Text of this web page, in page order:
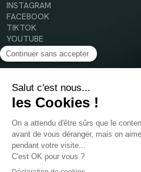
INSTAGRAM
FACEBOOK
TIKTOK
YOUTUBE
Mentions légales
Conditions Générales d’Utilisation
Politique en matière de cookies
POUR VOTRE SANTÉ, MANGEZ AU MOINS
Les complément alimentaires doivent être
ne pas être utilisés comme substituts d'un
Réservé à l'adulte. Consulter attentivement